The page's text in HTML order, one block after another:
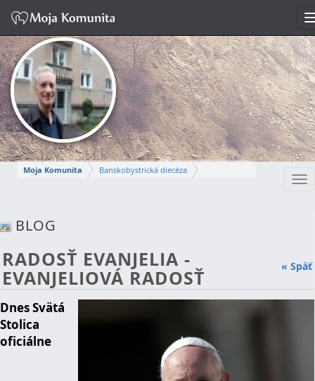
Moja Komunita
Banskobystrická diecéza
STANISLAV
BLOG
« Späť
RADOSŤ EVANJELIA -
EVANJELIOVÁ RADOSŤ
Dnes Svätá
Stolica
oficiálne